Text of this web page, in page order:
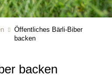
Öffentliches Bärli-Biber
backen
backen